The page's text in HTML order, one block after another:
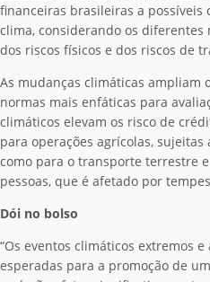
financeiras brasileiras a
clima, considerando os diferentes
dos riscos físicos e dos riscos de
As mudanças climáticas ampliam
normas mais enfáticas para
climáticos elevam os risco de
para operações agrícolas, sujeitas
como para o transporte terrestre
pessoas, que é afetado por
Dói no bolso
“Os eventos climáticos extremos
esperadas para a promoção de